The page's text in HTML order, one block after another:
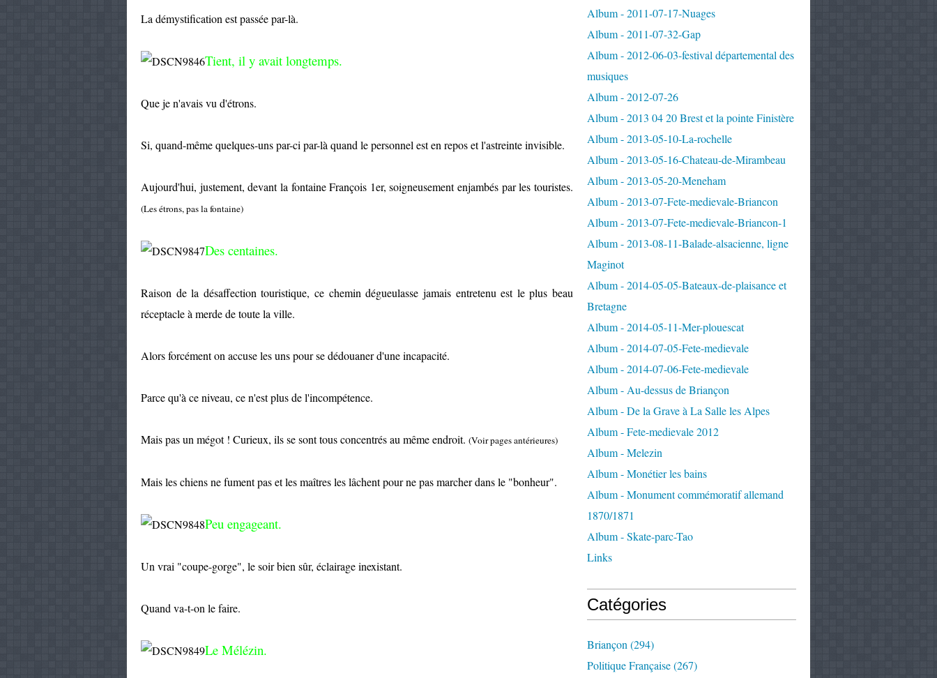
La démystification est passée par-là.
Tient, il y avait longtemps.
Que je n'avais vu d'étrons.
Si, quand-même quelques-uns par-ci par-là quand le personnel est en repos et l'astreinte invisible.
Aujourd'hui, justement, devant la fontaine François 1er, soigneusement enjambés par les touristes.
(Les étrons, pas la fontaine)
Des centaines.
Raison de la désaffection touristique, ce chemin dégueulasse jamais entretenu est le plus beau
réceptacle à merde de toute la ville.
Alors forcément on accuse les uns pour se dédouaner d'une incapacité.
Parce qu'à ce niveau, ce n'est plus de l'incompétence.
Mais pas un mégot ! Curieux, ils se sont tous concentrés au même endroit. (Voir pages antérieures)
Mais les chiens ne fument pas et les maîtres les lâchent pour ne pas marcher dans le "bonheur".
Peu engageant.
Un vrai "coupe-gorge", le soir bien sûr, éclairage inexistant.
Quand va-t-on le faire.
Le Mélézin.
Album - 2011-07-17-Nuages
Album - 2011-07-32-Gap
Album - 2012-06-03-festival départemental des
musiques
Album - 2012-07-26
Album - 2013 04 20 Brest et la pointe Finistère
Album - 2013-05-10-La-rochelle
Album - 2013-05-16-Chateau-de-Mirambeau
Album - 2013-05-20-Meneham
Album - 2013-07-Fete-medievale-Briancon
Album - 2013-07-Fete-medievale-Briancon-1
Album - 2013-08-11-Balade-alsacienne, ligne
Maginot
Album - 2014-05-05-Bateaux-de-plaisance et
Bretagne
Album - 2014-05-11-Mer-plouescat
Album - 2014-07-05-Fete-medievale
Album - 2014-07-06-Fete-medievale
Album - Au-dessus de Briançon
Album - De la Grave à La Salle les Alpes
Album - Fete-medievale 2012
Album - Melezin
Album - Monétier les bains
Album - Monument commémoratif allemand
1870/1871
Album - Skate-parc-Tao
Links
Catégories
Briançon (294)
Politique Française(267)